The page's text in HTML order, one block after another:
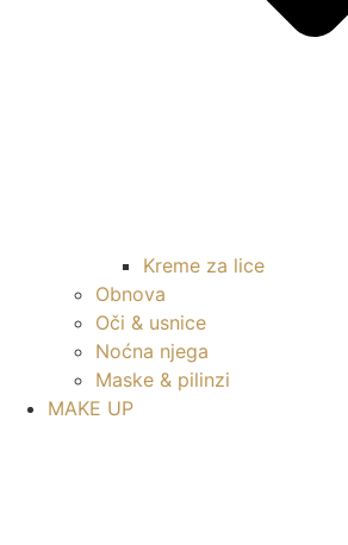
Kreme za lice
Obnova
Oči & usnice
Noćna njega
Maske & pilinzi
MAKE UP